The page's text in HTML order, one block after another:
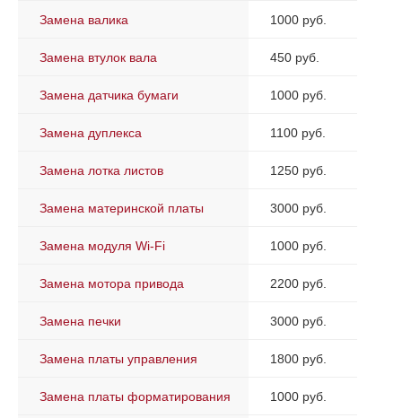
Замена валика 1000 руб.
Замена втулок вала 450 руб.
Замена датчика бумаги 1000 руб.
Замена дуплекса 1100 руб.
Замена лотка листов 1250 руб.
Замена материнской платы 3000 руб.
Замена модуля Wi-Fi 1000 руб.
Замена мотора привода 2200 руб.
Замена печки 3000 руб.
Замена платы управления 1800 руб.
Замена платы форматирования 1000 руб.